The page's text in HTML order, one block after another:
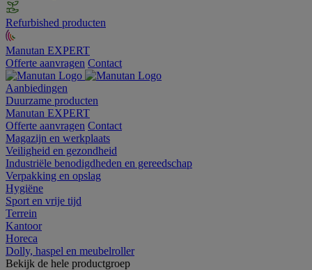
Refurbished producten
Manutan EXPERT
Offerte aanvragen Contact
Aanbiedingen
Duurzame producten
Manutan EXPERT
Offerte aanvragen Contact
Magazijn en werkplaats
Veiligheid en gezondheid
Industriële benodigdheden en gereedschap
Verpakking en opslag
Hygiëne
Sport en vrije tijd
Terrein
Kantoor
Horeca
Dolly, haspel en meubelroller
Bekijk de hele productgroep